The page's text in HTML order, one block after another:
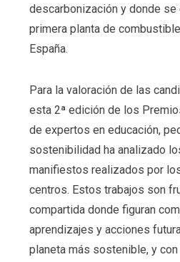
descarbonización y donde
primera planta de
España.
Para la valoración de las
esta 2ª edición de los
de expertos en educación,
sostenibilidad ha analizado
manifiestos realizados por
centros. Estos trabajos son
compartida donde figuran
aprendizajes y acciones
planeta más sostenible, y